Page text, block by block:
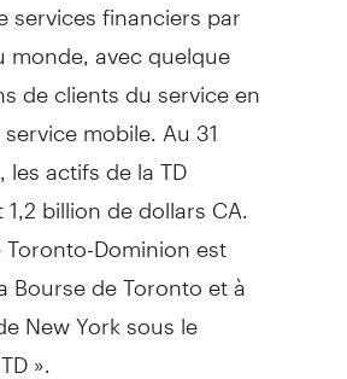
avec quelque
de clients du service en
mobile. Au 31
les actifs de la TD
billion de dollars CA.
Dominion est
Bourse deTorontoet à
New Yorksous le
».